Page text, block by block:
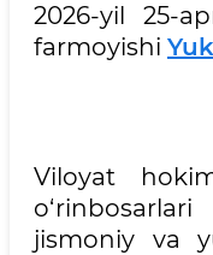
2026-yil 25-
farmoyishi
Viloyat
jismoniy va